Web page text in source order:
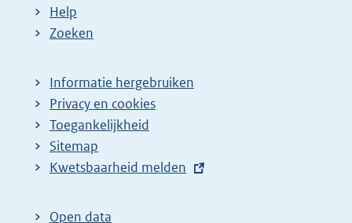
Help
Zoeken
Informatie hergebruiken
Privacy en cookies
Toegankelijkheid
Sitemap
E
t
Kwetsbaarheid melden
Open data